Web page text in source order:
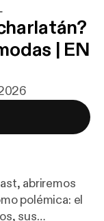
| EN
abriremos
polémica: el
sus